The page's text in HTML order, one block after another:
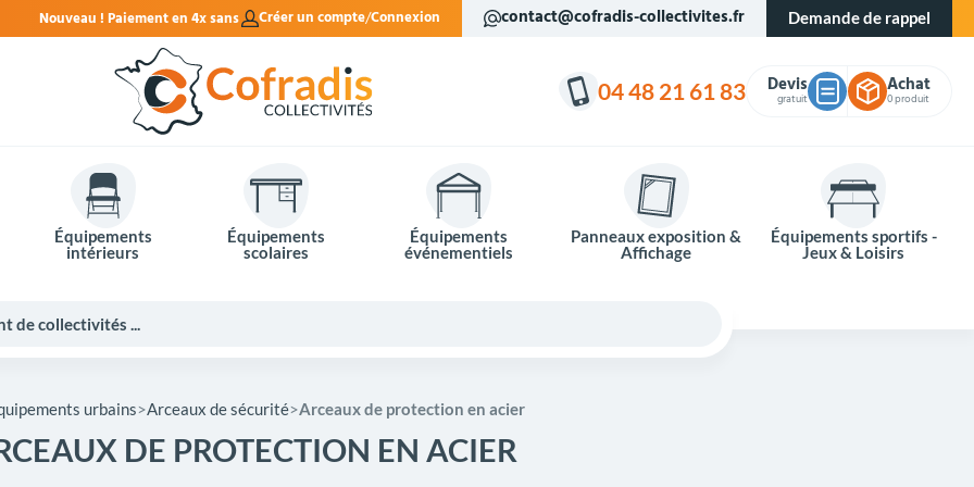
frais. Créer un compte Connexion contact@cofradis-collectivites.fr Demande de rappel
04 48 21 61 83 Devis
gratuit
Achat
0 produit
Équipements
intérieurs
Équipements
scolaires
Équipements
événementiels
Panneaux exposition &
Affichage
Équipements sportifs -
Jeux & Loisirs
urbains Arceaux de sécurité Arceaux de protection en acier
DE PROTECTION EN ACIER